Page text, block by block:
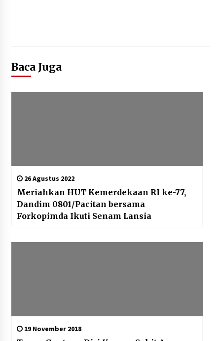
Baca Juga
26 Agustus 2022
Meriahkan HUT Kemerdekaan RI ke-77,
Dandim 0801/Pacitan bersama
Forkopimda Ikuti Senam Lansia
19 November 2018